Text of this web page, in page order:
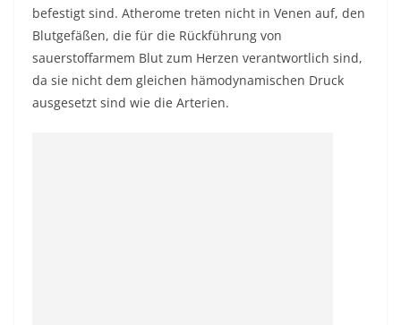
befestigt sind. Atherome treten nicht in Venen auf, den
Blutgefäßen, die für die Rückführung von
sauerstoffarmem Blut zum Herzen verantwortlich sind,
da sie nicht dem gleichen hämodynamischen Druck
ausgesetzt sind wie die Arterien.